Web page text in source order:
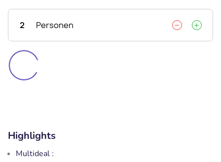
2 Personen
Highlights
Multideal :